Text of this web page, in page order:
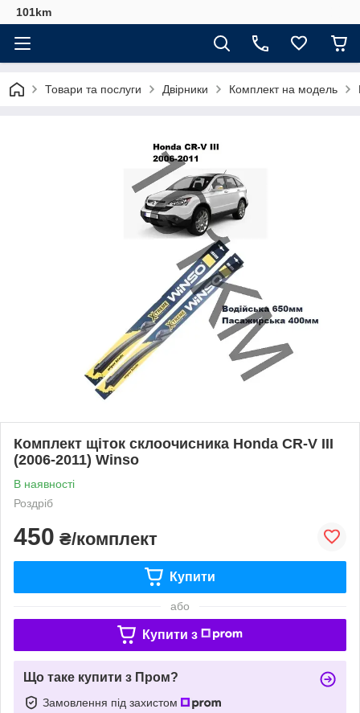
101km
Товари та послуги Двірники Комплект на модель
Комплект щіток склоочисника Honda CR-V III
(2006-2011) Winso
В наявності
Роздріб
450 ₴/комплект
Купити
або
Купити з
Що таке купити з Пром?
Замовлення під захистом